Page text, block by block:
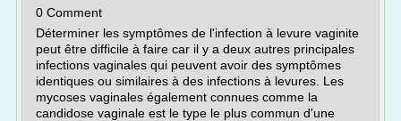
0 Comment
Déterminer les symptômes de l'infection à levure vaginite
peut être difficile à faire car il y a deux autres principales
infections vaginales qui peuvent avoir des symptômes
identiques ou similaires à des infections à levures. Les
mycoses vaginales également connues comme la
candidose vaginale est le type le plus commun d'une